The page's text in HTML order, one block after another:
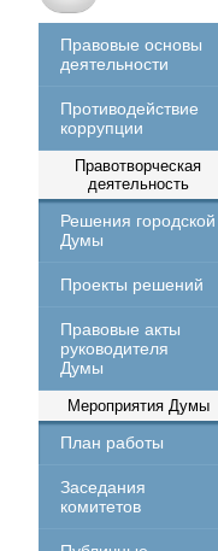
Правовые основы
деятельности
Противодействие
коррупции
Правотворческая
деятельность
Решения городской
Думы
Проекты решений
Правовые акты
руководителя
Думы
Мероприятия Думы
План работы
Заседания
комитетов